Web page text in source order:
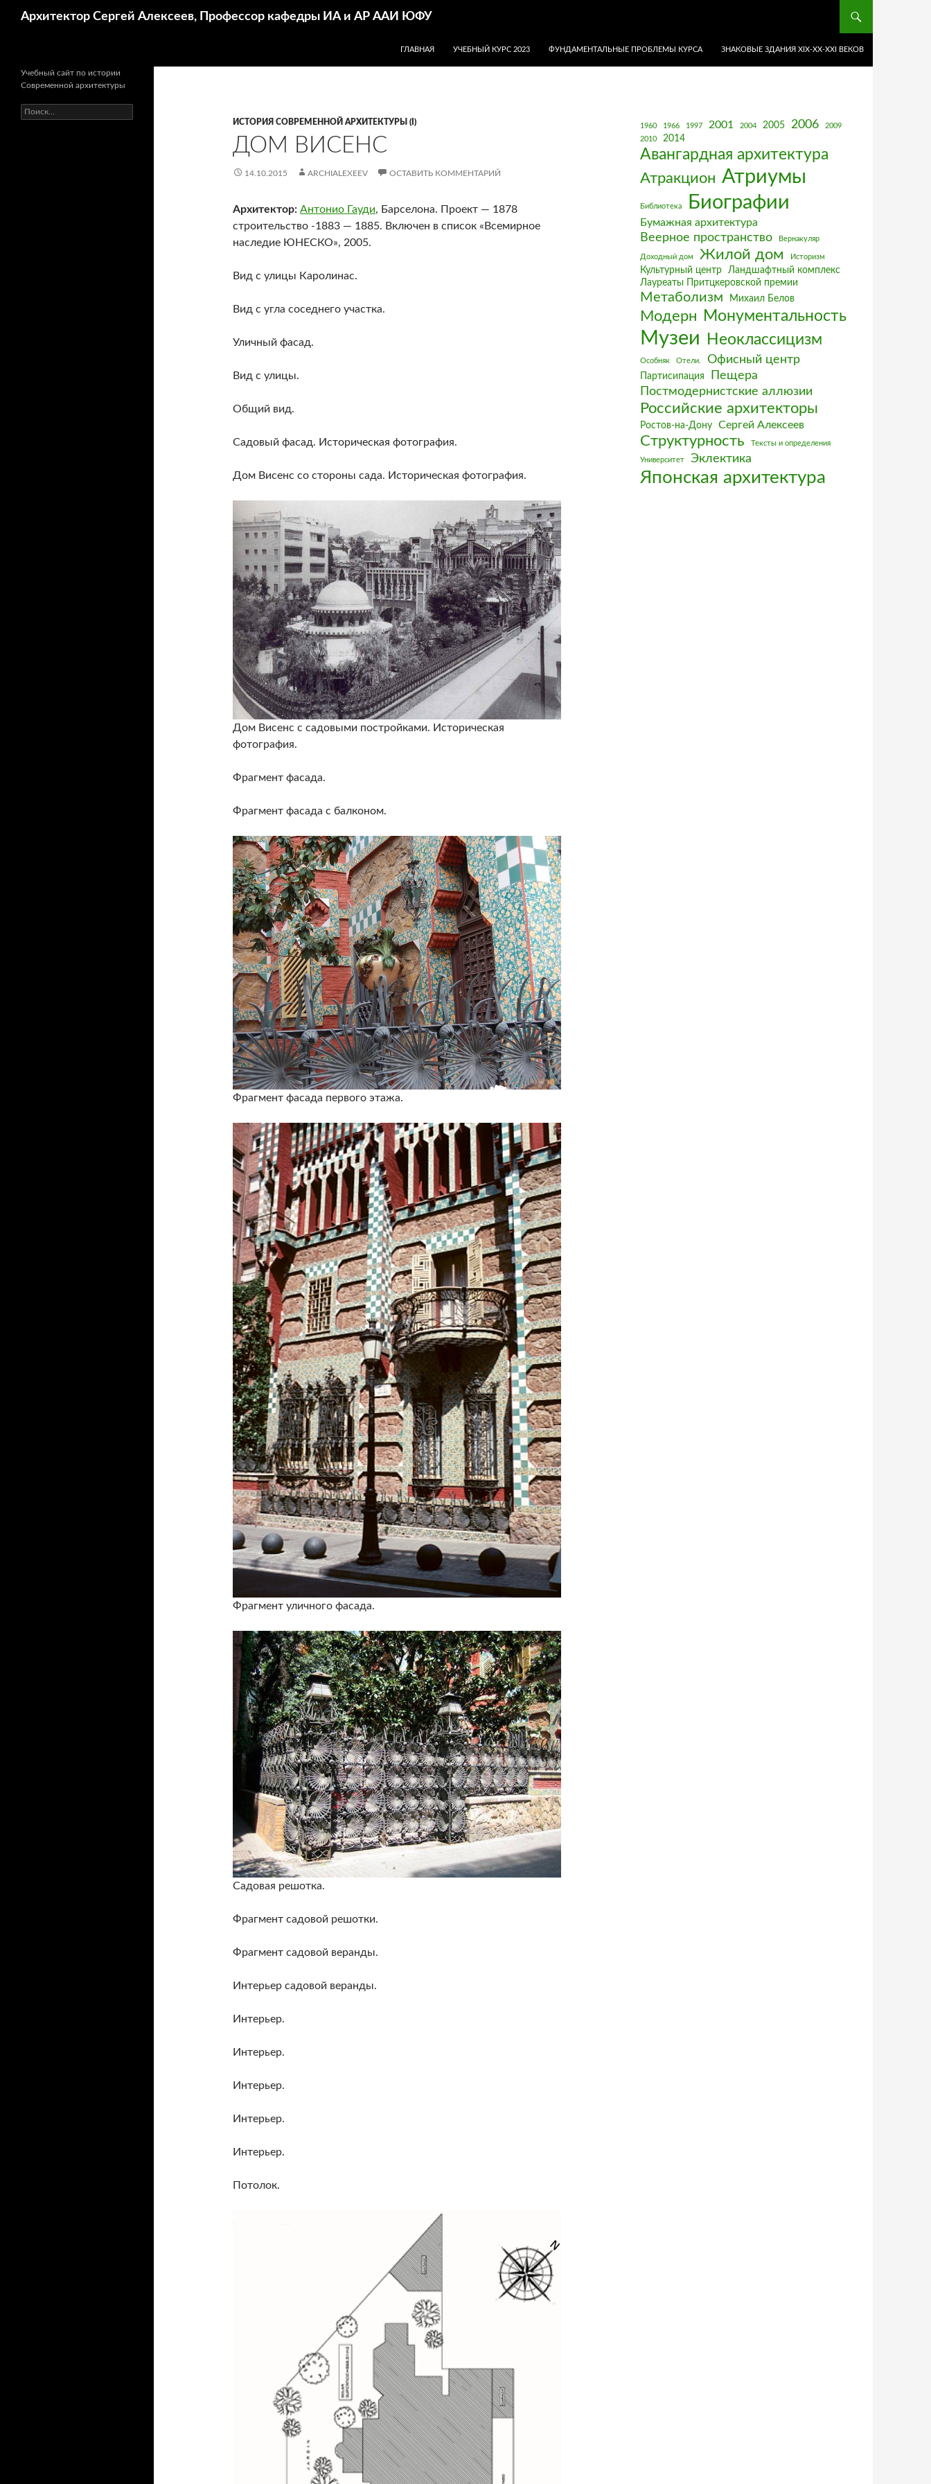
Архитектор Сергей Алексеев, Профессор кафедры ИА и АР ААИ ЮФУ
ГЛАВНАЯ
УЧЕБНЫЙ КУРС 2023 ФУНДАМЕНТАЛЬНЫЕ ПРОБЛЕМЫ КУРСА ЗНАКОВЫЕ ЗДАНИЯ XIX-ХХ-XXI ВЕКОВ
ИСТОРИЯ СОВРЕМЕННОЙ АРХИТЕКТУРЫ (I)
ДОМ ВИСЕНС
14.10.2015 ARCHIALEXEEV ОСТАВИТЬ КОММЕНТАРИЙ
Архитектор: Антонио Гауди, Барселона. Проект — 1878
строительство -1883 — 1885. Включен в список «Всемирное
наследие ЮНЕСКО», 2005.
Вид с улицы Каролинас.
Вид с угла соседнего участка.
Уличный фасад.
Вид с улицы.
Общий вид.
Садовый фасад. Историческая фотография.
Дом Висенс со стороны сада. Историческая фотография.
Дом Висенс с садовыми постройками. Историческая
фотография.
Фрагмент фасада.
Фрагмент фасада с балконом.
Фрагмент фасада первого этажа.
Фрагмент уличного фасада.
Садовая решотка.
Фрагмент садовой решотки.
Фрагмент садовой веранды.
Интерьер садовой веранды.
Интерьер.
Интерьер.
Интерьер.
Интерьер.
Интерьер.
Потолок.
1960 1966 1997 2001 2004 2005 2006
2009
2010
2014
Авангардная архитектура
Атракцион Атриумы
Библиотека Биографии
Бумажная архитектура
Веерное пространство Вернакуляр
Доходный дом Жилой дом Историзм
Культурный центр
Ландшафтный комплекс
Лауреаты Притцкеровской премии
Метаболизм Михаил Белов
Модерн Монументальность
Музеи Неоклассицизм
Особняк Отели. Офисный центр
Партисипация
Пещера
Постмодернистские аллюзии
Российские архитекторы
Ростов-на-Дону Сергей Алексеев
Структурность Тексты и определения
Университет Эклектика
Японская архитектура
Учебный сайт по истории
Современной архитектуры
Найти: